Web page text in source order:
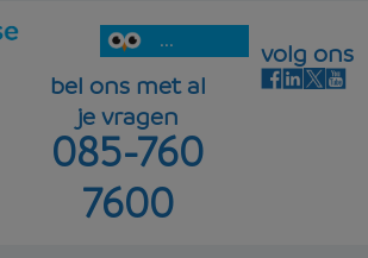
...
bel ons met al
je vragen
085-760
7600
volg ons